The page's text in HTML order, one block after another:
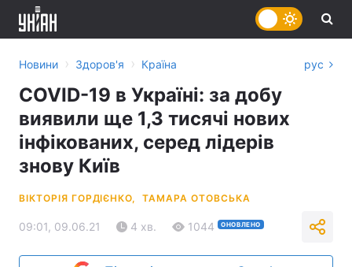
Новини › Здоров'я › Країна рус
COVID-19 в Україні: за добу
виявили ще 1,3 тисячі нових
інфікованих, серед лідерів
знову Київ
ВІКТОРІЯ ГОРДІЄНКО, ТАМАРА ОТОВСЬКА
09:01, 09.06.21 4 хв. 1044 ОНОВЛЕНО